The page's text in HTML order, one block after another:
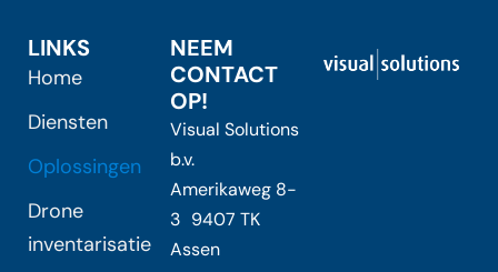
LINKS
Home
Diensten
Oplossingen
Drone
inventarisatie
NEEM
CONTACT
OP!
Visual Solutions
b.v.
Amerikaweg 8-
3 9407 TK
Assen